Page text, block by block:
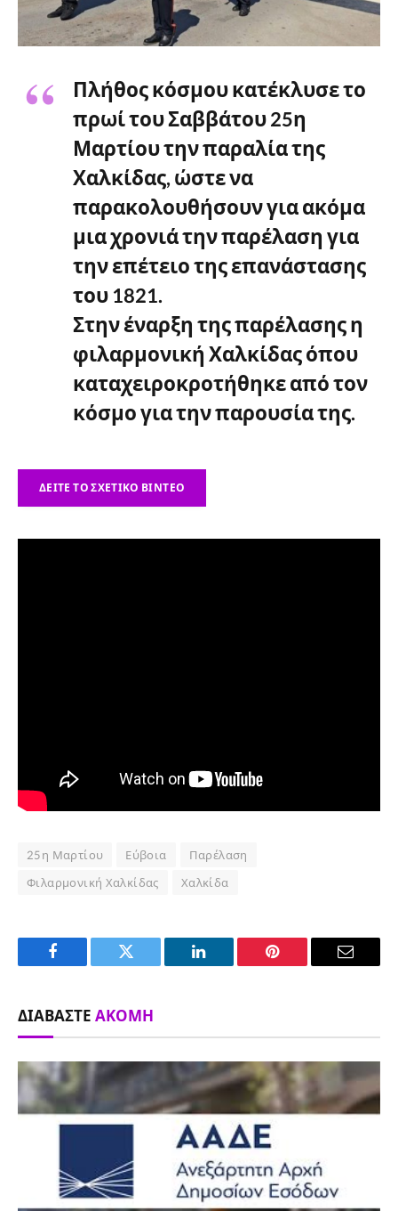
Πλήθος κόσμου κατέκλυσε το
πρωί του Σαββάτου 25η
Μαρτίου την παραλία της
Χαλκίδας, ώστε να
παρακολουθήσουν για ακόμα
μια χρονιά την παρέλαση για
την επέτειο της επανάστασης
του 1821.
Στην έναρξη της παρέλασης η
φιλαρμονική Χαλκίδας όπου
καταχειροκροτήθηκε από τον
κόσμο για την παρουσία της.
ΔΕΊΤΕ ΤΟ ΣΧΕΤΙΚΌ ΒΊΝΤΕΟ
25η Μαρτίου Εύβοια
Παρέλαση
Φιλαρμονική Χαλκίδας
Χαλκίδα
Facebook Twitter LinkedIn Pinterest Email
ΔΙΑΒΆΣΤΕ ΑΚΌΜΗ